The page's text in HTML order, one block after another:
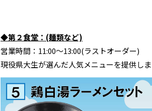
◆第２食堂：(麺類など)
営業時間：11:00～13:00(ラストオーダー)
現役県大生が選んだ人気メニューを提供し